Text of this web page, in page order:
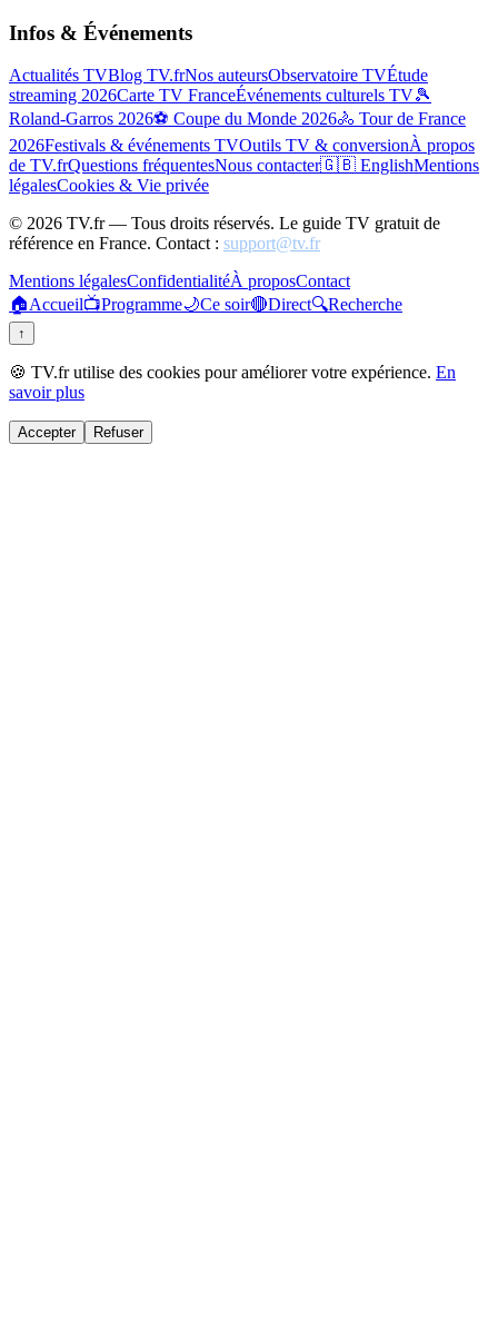
Infos & Événements
Actualités TVBlog TV.frNos auteursObservatoire TVÉtude
streaming 2026Carte TV FranceÉvénements culturels TV🎾
Roland-Garros 2026⚽ Coupe du Monde 2026🚴 Tour de France
2026Festivals & événements TVOutils TV & conversionÀ propos
de TV.frQuestions fréquentesNous contacter🇬🇧 EnglishMentions
légalesCookies & Vie privée
© 2026 TV.fr — Tous droits réservés. Le guide TV gratuit de
référence en France. Contact : support@tv.fr
Mentions légalesConfidentialitéÀ proposContact
🏠Accueil📺Programme🌙Ce soir🔴Direct🔍Recherche
↑
🍪 TV.fr utilise des cookies pour améliorer votre expérience. En
savoir plus
Accepter Refuser